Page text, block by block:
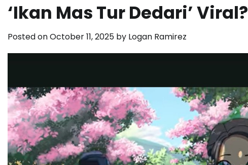
‘Ikan Mas Tur Dedari’ Viral?
Posted onOctober 11, 2025 by Logan Ramirez